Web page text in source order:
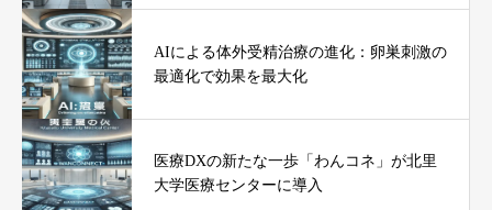
AIによる体外受精治療の進化：卵巣刺激の
最適化で効果を最大化
医療DXの新たな一歩「わんコネ」が北里
大学医療センターに導入